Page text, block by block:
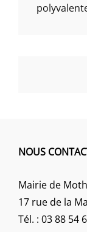
NOUS
Mairie de
17 rue de la
Tél. : 03 88 54